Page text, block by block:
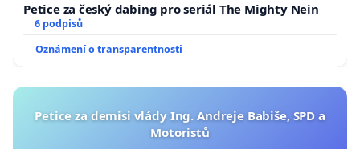
Petice za český dabing pro seriál The Mighty Nein
6 podpisů
Oznámení o transparentnosti
Petice za demisi vlády Ing. Andreje Babiše, SPD a
Motoristů